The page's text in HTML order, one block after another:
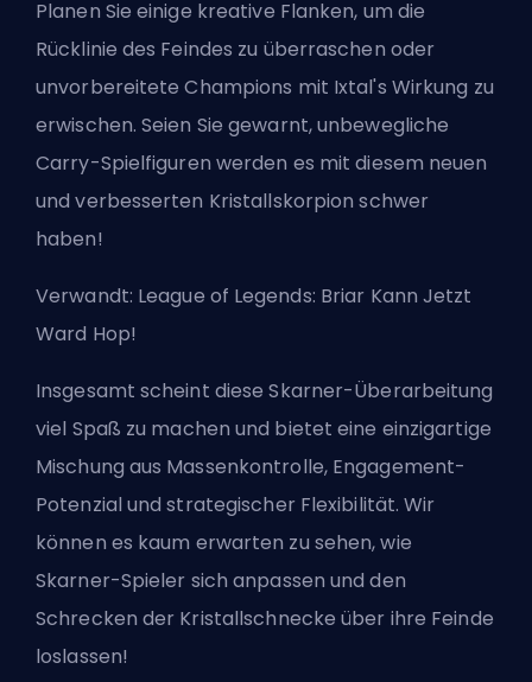
Planen Sie einige kreative Flanken, um die
Rücklinie des Feindes zu überraschen oder
unvorbereitete Champions mit Ixtal's Wirkung zu
erwischen. Seien Sie gewarnt, unbewegliche
Carry-Spielfiguren werden es mit diesem neuen
und verbesserten Kristallskorpion schwer
haben!
Verwandt: League of Legends: Briar Kann Jetzt
Ward Hop!
Insgesamt scheint diese Skarner-Überarbeitung
viel Spaß zu machen und bietet eine einzigartige
Mischung aus Massenkontrolle, Engagement-
Potenzial und strategischer Flexibilität. Wir
können es kaum erwarten zu sehen, wie
Skarner-Spieler sich anpassen und den
Schrecken der Kristallschnecke über ihre Feinde
loslassen!